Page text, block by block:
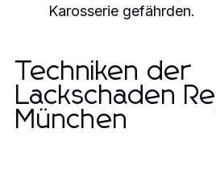
Karosserie gefährden.
Techniken der
Lackschaden
München